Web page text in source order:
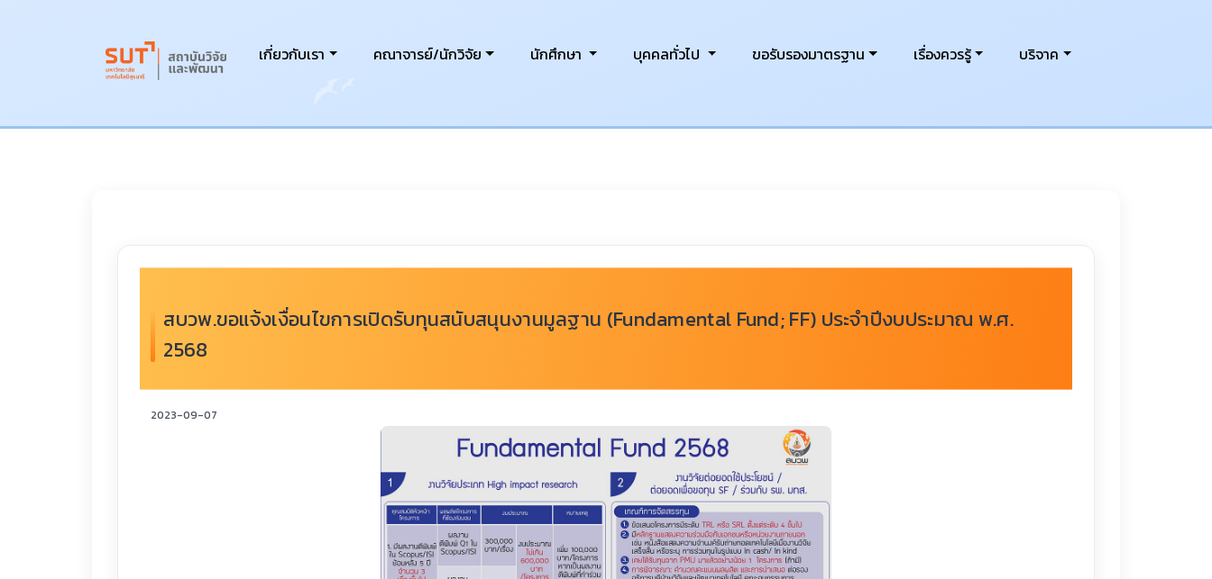
เกี่ยวกับเรา คณาจารย์/นักวิจัย นักศึกษา บุคคลทั่วไป ขอรับรองมาตรฐาน เรื่องควรรู้ บริจาค
สบวพ.ขอแจ้งเงื่อนไขการเปิดรับทุนสนับสนุนงานมูลฐาน (Fundamental Fund; FF) ประจำปีงบประมาณ พ.ศ.
2568
2023-09-07